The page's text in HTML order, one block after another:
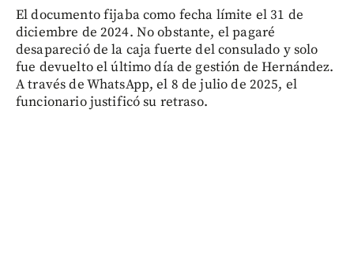
El documento fijaba como fecha límite el 31 de
diciembre de 2024. No obstante, el pagaré
desapareció de la caja fuerte del consulado y solo
fue devuelto el último día de gestión de Hernández.
A través de WhatsApp, el 8 de julio de 2025, el
funcionario justificó su retraso.